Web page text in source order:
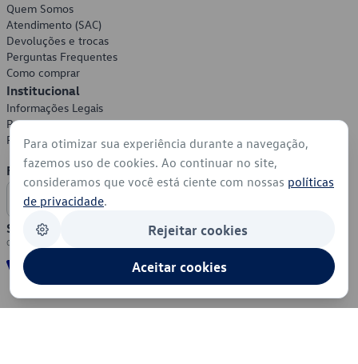
Quem Somos
Atendimento (SAC)
Devoluções e trocas
Perguntas Frequentes
Como comprar
Institucional
Informações Legais
Política de Privacidade
Política de Cookies
Formas de Pagamento
Segurança
Para otimizar sua experiência durante a navegação,
fazemos uso de cookies. Ao continuar no site,
consideramos que você está ciente com nossas políticas
de privacidade.
Rejeitar cookies
Aceitar cookies